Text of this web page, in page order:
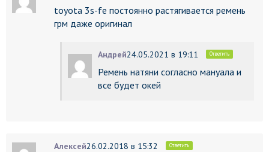
toyota 3s-fe постоянно растягивается ремень
грм даже оригинал
Андрей24.05.2021 в 19:11 Ответить
Ремень натяни согласно мануала и
все будет окей
Алексей26.02.2018 в 15:32 Ответить